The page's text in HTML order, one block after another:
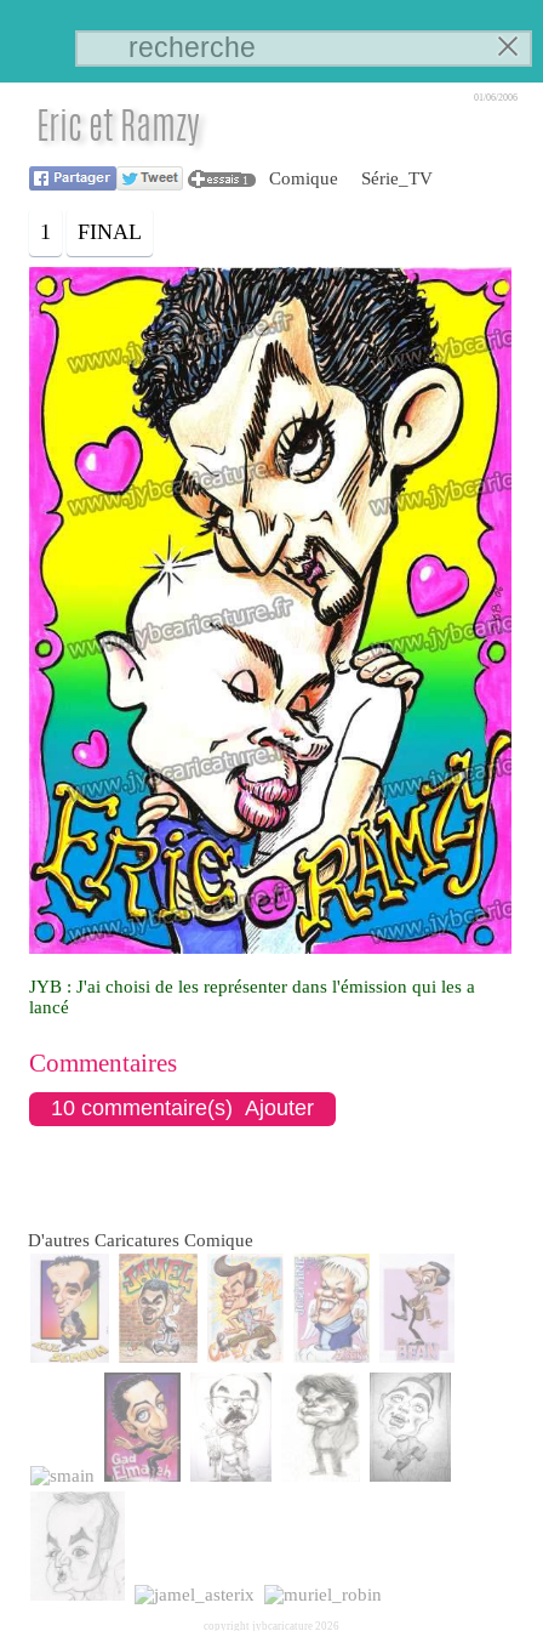
Eric et Ramzy
01/06/2006
1 Comique Série_TV
1 FINAL
JYB : J'ai choisi de les représenter dans l'émission qui les a
lancé
Commentaires
10 commentaire(s) Ajouter
D'autres Caricatures Comique
copyright jybcaricature 2026